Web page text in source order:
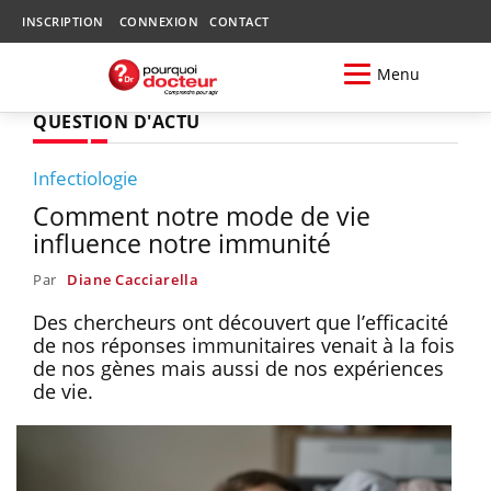
INSCRIPTION CONNEXION CONTACT
Menu
QUESTION D'ACTU
Infectiologie
Comment notre mode de vie
influence notre immunité
Par Diane Cacciarella
Des chercheurs ont découvert que l’efficacité
de nos réponses immunitaires venait à la fois
de nos gènes mais aussi de nos expériences
de vie.